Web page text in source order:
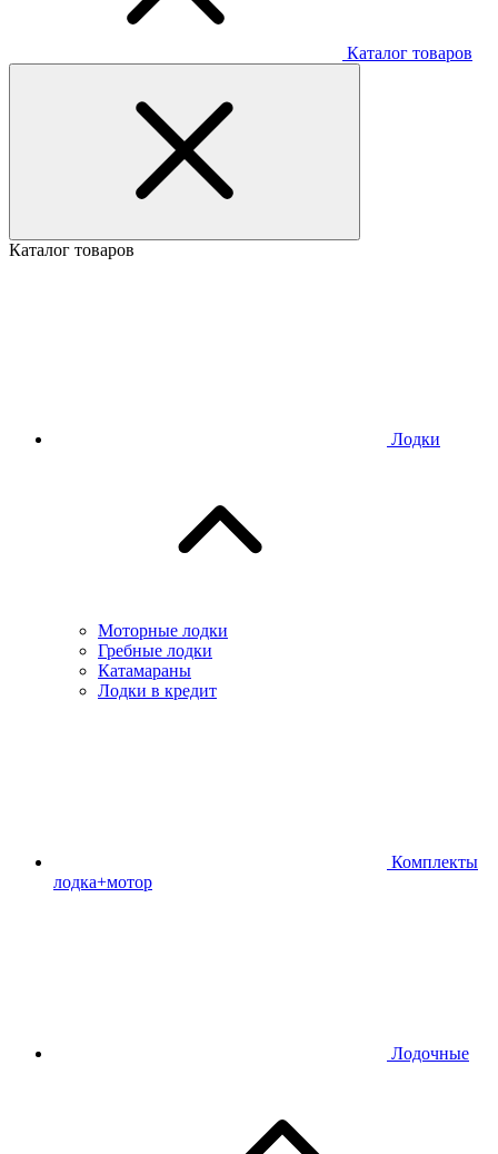
Каталог товаров
Каталог товаров
Лодки
Моторные лодки
Гребные лодки
Катамараны
Лодки в кредит
Комплекты
лодка+мотор
Лодочные